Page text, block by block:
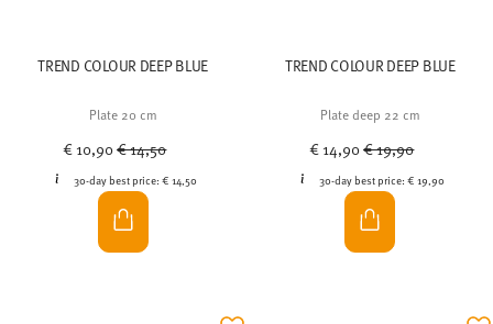
TREND COLOUR DEEP BLUE
Plate 20 cm
€ 10,90Price reduced from
€ 14,50
30-day best price: € 14,50
TREND COLOUR DEEP BLUE
Plate deep 22 cm
€ 14,90Price reduced from
€ 19,90
30-day best price:€ 19,90